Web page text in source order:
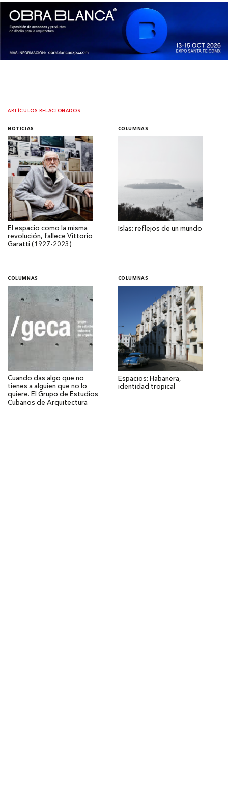
ARTÍCULOS RELACIONADOS
NOTICIAS
El espacio como la misma
revolución, fallece Vittorio
Garatti (1927-2023)
COLUMNAS
Islas: reflejos de un mundo
COLUMNAS
Cuando das algo que no
tienes a alguien que no lo
quiere. El Grupo de Estudios
Cubanos de Arquitectura
COLUMNAS
Espacios: Habanera,
identidad tropical